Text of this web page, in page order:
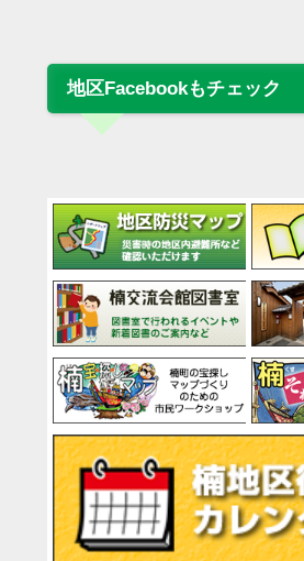
地区Facebookもチェック